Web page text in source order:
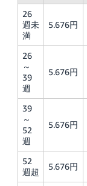
26
週未
満
5.676円
26
～
39
週
5.676円
39
～
52
週
5.676円
52
週超
5.676円